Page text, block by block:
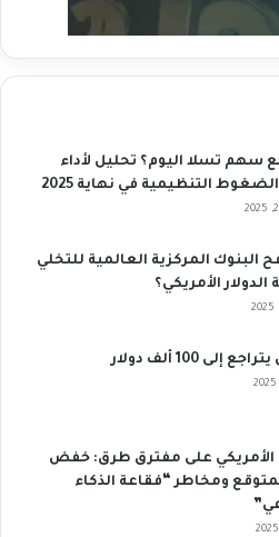
سهم تسلا اليوم؟ تحليل لأداء
التنظيمية في نهاية 2025
البنوك المركزية العالمية للتخلي
الأمريكي؟
إلى 100 ألف دولار
الأمريكي على مفترق طرق: خفض
ومخاطر “فقاعة الذكاء